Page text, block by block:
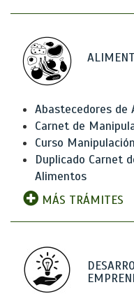
Abastecedores de
Carnet de
Curso
Duplicado Carnet
Alimentos
MÁS TRÁMITES